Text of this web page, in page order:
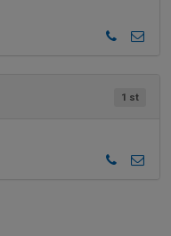
1 st